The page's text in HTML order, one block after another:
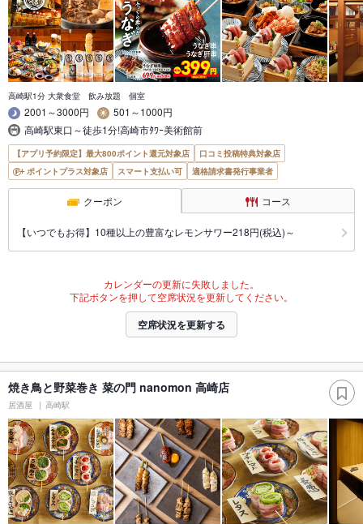
高崎駅1分 大衆食堂 飲み放題 個室
2001～3000円
501～1000円
高崎駅東口～徒歩1分!高崎市ﾀﾜｰ美術館前
【アプリ予約限定】最大800ポイント還元対象店
口コミ投稿特典対象店
ポイントプラス対象店
スマート支払い可 適格請求書発行事業者
クーポン コース
【いつでもお得】10種以上の豊富なレモンサワー218円(税込)～
カレンダーの更新に失敗しました。
下記ボタンを押して空席状況を更新してください。
空席状況を更新する
焼き鳥と野菜巻き 菜の門 nanomon 高崎店
居酒屋 高崎駅